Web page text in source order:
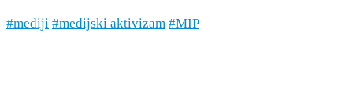
#mediji #medijski aktivizam #MIP